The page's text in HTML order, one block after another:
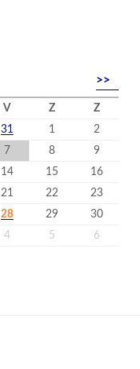
>>
V Z
Z
31 1
2
7 8
9
14 15
16
21 22
23
28 29
30
4 5 6